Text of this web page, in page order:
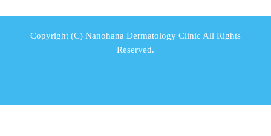
Copyright (C) Nanohana Dermatology Clinic All Rights
Reserved.